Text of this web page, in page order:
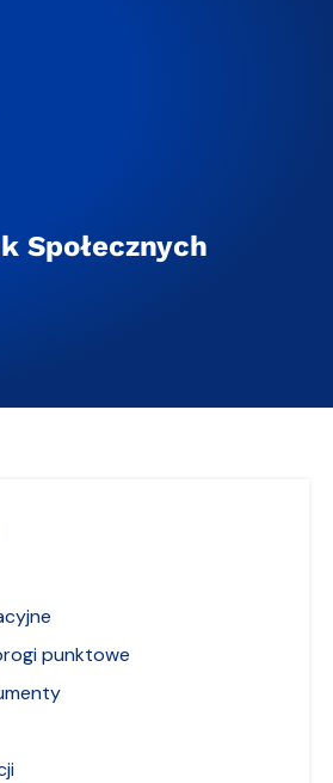
Społecznych
punktowe